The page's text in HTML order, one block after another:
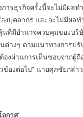
ารธุรกิจครั้งนี้จะไม่มีผลท
งบุคลากร และจะไม่มีผลท
นที่มีอำนาจควบคุมของบริ
ต่างๆ ตามแนวทางการปรั
องผ่านการเห็นชอบจากผู้
ข้องต่อไป” นายศุภชัยกล่าว
กาส’